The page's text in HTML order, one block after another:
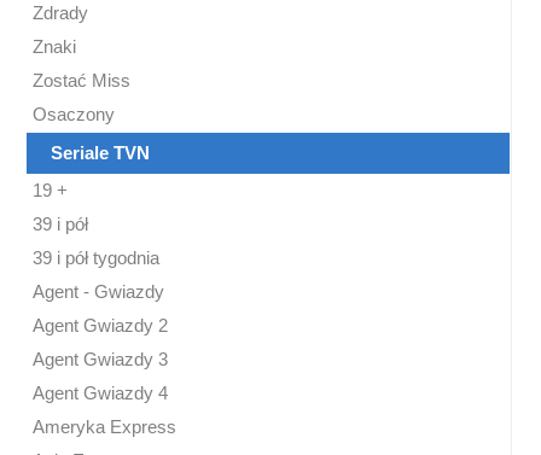
Zdrady
Znaki
Zostać Miss
Osaczony
Seriale TVN
19 +
39 i pół
39 i pół tygodnia
Agent - Gwiazdy
Agent Gwiazdy 2
Agent Gwiazdy 3
Agent Gwiazdy 4
Ameryka Express